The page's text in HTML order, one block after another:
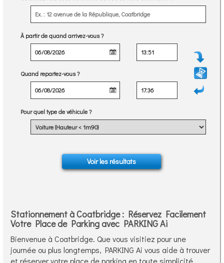
À partir de quand arrivez-vous ?
Quand repartez-vous ?
Pour quel type de véhicule ?
Stationnement à Coatbridge : Réservez Facilement
Votre Place de Parking avec PARKING Ai
Bienvenue à Coatbridge. Que vous visitiez pour une
journée ou plus longtemps, PARKING Ai vous aide à trouver
et réserver votre place de parking en toute simplicité.